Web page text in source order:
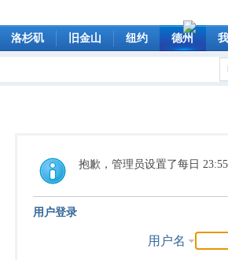
洛杉矶 旧金山 纽约 德州
抱歉，管理员设置了每日
用户登录
用户名